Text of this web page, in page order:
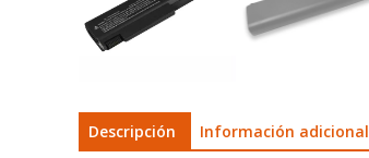
Descripción Información adicional